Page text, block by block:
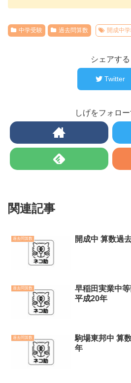
中学受験 過去問算数 開成中
シェアする
Twitter
しげをフォロ
関連記事
過去問算数 開成中 算数過
過去問算数
早稲田実業中
平成20年
過去問算数
駒場東邦中 算
年